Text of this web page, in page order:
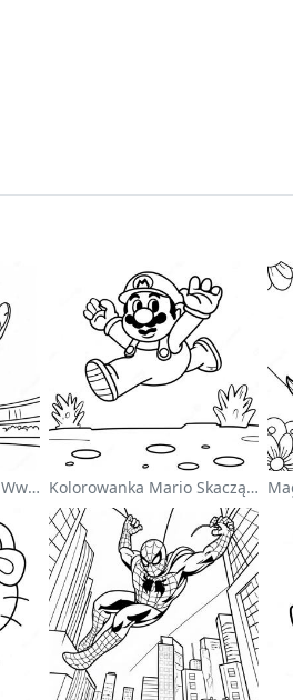
Kolorowanka Zapaśnik Wwe Skaczący Na Przeciwnika Kolorowanka Mario Skaczący Nad Goombami